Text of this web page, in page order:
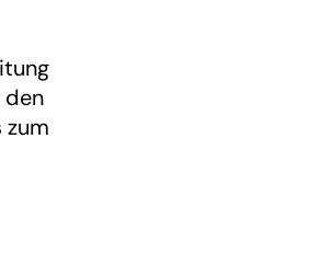
den